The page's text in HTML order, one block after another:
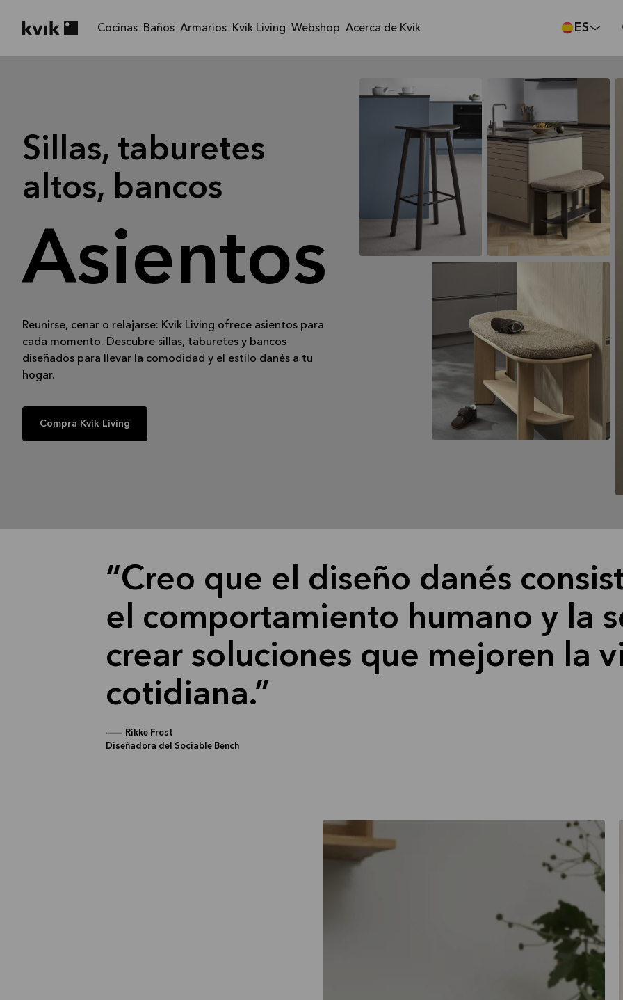
Cocinas Baños Armarios Kvik Living Webshop Acerca de Kvik ES
Sillas, taburetes
altos, bancos
Asientos
Reunirse, cenar o relajarse: Kvik Living ofrece asientos para
cada momento. Descubre sillas, taburetes y bancos
diseñados para llevar la comodidad y el estilo danés a tu
hogar.
Compra Kvik Living
Creo que el diseño danés
el comportamiento humano y la
crear soluciones que mejoren la
cotidiana.
— Rikke Frost
Diseñadora del Sociable Bench